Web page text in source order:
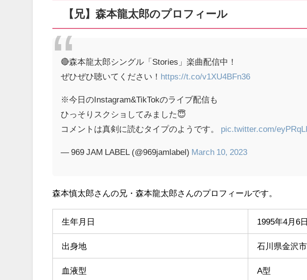
【兄】森本龍太郎のプロフィール
🔴森本龍太郎シングル「Stories」楽曲配信中！
ぜひぜひ聴いてください！ https://t.co/v1XU4BFn36
※今日のInstagram&TikTokのライブ配信も
ひっそりスクショしてみました😇
コメントは真剣に読むタイプのようです。 pic.twitter.com/
— 969 JAM LABEL (@969jamlabel) March 10, 2023
森本慎太郎さんの兄・森本龍太郎さんのプロフィールです。
生年月日 1995年4月6
出身地 石川県金沢
血液型 A型